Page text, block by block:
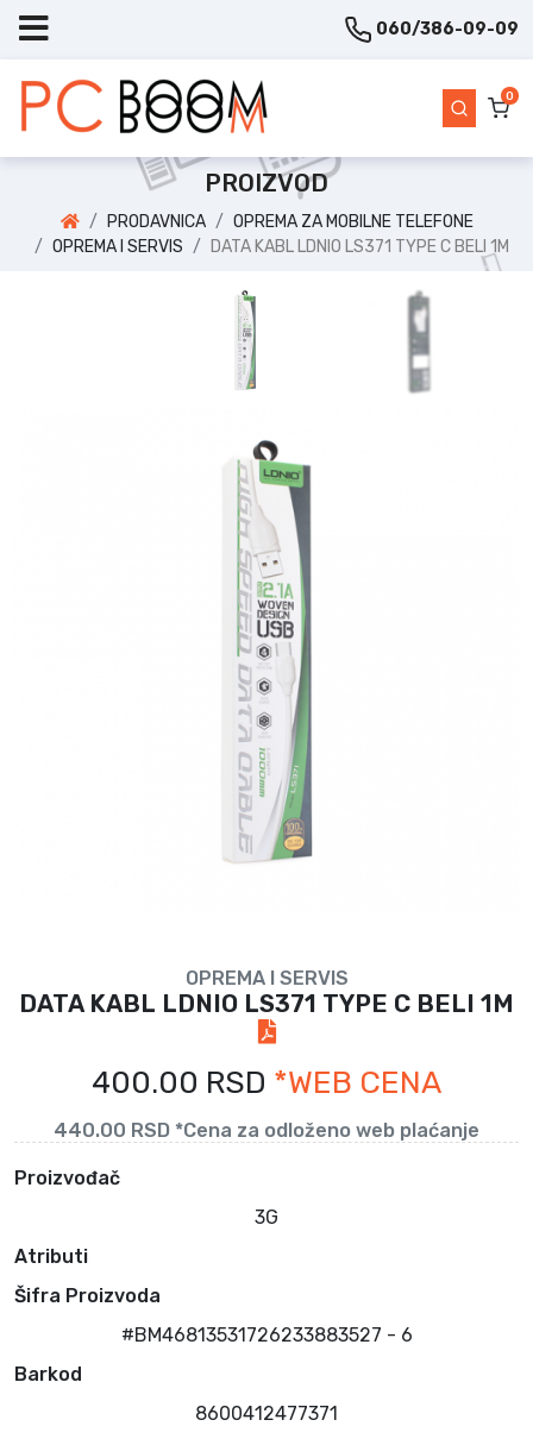
060/386-09-09
0
PROIZVOD
PRODAVNICA
OPREMA ZA MOBILNE TELEFONE
OPREMA I SERVIS
DATA KABL LDNIO LS371 TYPE C BELI 1M
OPREMA I SERVIS
DATA KABL LDNIO LS371 TYPE C BELI 1M
400.00 RSD *WEB CENA
440.00 RSD *Cena za odloženo web plaćanje
Proizvođač
3G
Atributi
Šifra Proizvoda
#BM46813531726233883527 - 6
Barkod
8600412477371